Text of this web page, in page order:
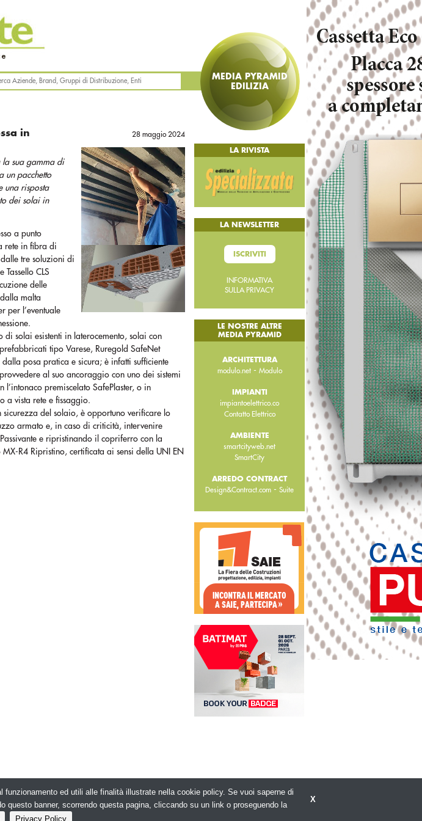
MEDIA PYRAMID
EDILIZIA
in
la sua gamma di
un pacchetto
una risposta
dei solai in
28 maggio 2024
a punto
rete in fibra di
tre soluzioni di
Tassello CLS
delle
malta
per l’eventuale
solai esistenti in laterocemento, solai con
tipo Varese, Ruregold SafeNet
posa pratica e sicura; è infatti sufficiente
al suo ancoraggio con uno dei sistemi
l’intonaco premiscelato SafePlaster, o in
a vista rete e fissaggio.
sicurezza del solaio, è opportuno verificare lo
armato e, in caso di criticità, intervenire
e ripristinando il copriferro con la
R4 Ripristino, certificata ai sensi della UNI EN
LA RIVISTA
LA NEWSLETTER
ISCRIVITI
INFORMATIVA
SULLA PRIVACY
LE NOSTRE ALTRE
MEDIA PYRAMID
ARCHITETTURA
modulo.net- Modulo
IMPIANTI
impiantoelettrico.co
Contatto Elettrico
AMBIENTE
smartcityweb.net
SmartCity
ARREDO CONTRACT
Design&Contract.com -Suite
Iscrizione ROC 5836 -Privacy policy X
ed utili alle finalità illustrate nella cookie policy. Se vuoi saperne di
banner, scorrendo questa pagina, cliccando su un link o proseguendo la
Privacy Policy